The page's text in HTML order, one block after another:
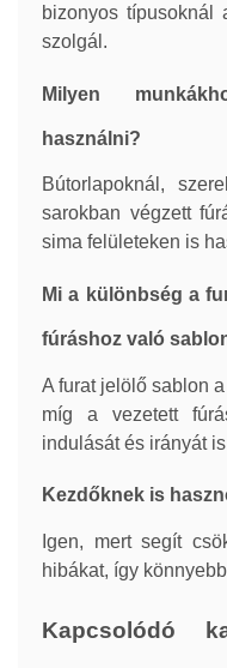
bizonyos típusoknál
szolgál.
Milyen
használni?
Bútorlapoknál,
sarokban végzett
sima felületeken is
Mi a különbség a
fúráshoz való
A furat jelölő sablon
míg a vezetett
indulását és irányát
Kezdőknek is
Igen, mert segít
hibákat, így
Kapcsolódó